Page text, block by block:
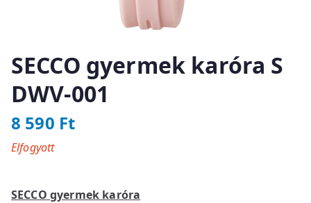
SECCO gyermek karóra S
DWV-001
8 590 Ft
SECCO gyermek karóra
Elfogyott